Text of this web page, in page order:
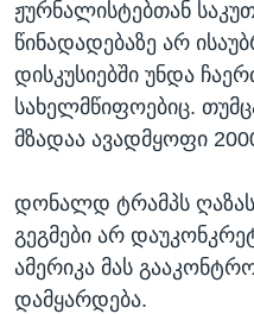
ჟურნალისტებთან
წინადადებაზე არ
დისკუსიებში უნდა
სახელმწიფოებიც.
მზადაა ავადმყოფი
დონალდ ტრამპს
გეგმები არ
ამერიკა მას
დამყარდება.